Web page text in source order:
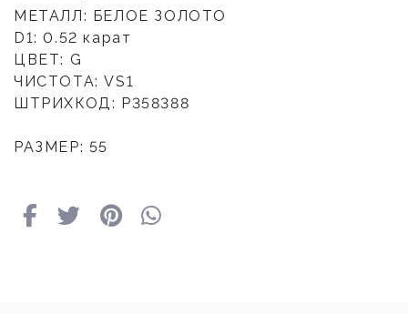
МЕТАЛЛ: БЕЛОЕ ЗОЛОТО
D1: 0.52 карат
ЦВЕТ: G
ЧИСТОТА: VS1
ШТРИХКОД: Р358388
РАЗМЕР: 55